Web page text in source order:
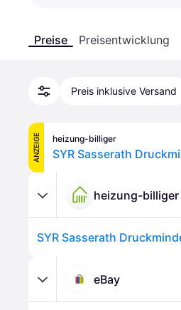
Preise Preisentwicklung
Preis inklusive Versand
ANZEIGE heizung-billiger
heizung-billiger
eBay